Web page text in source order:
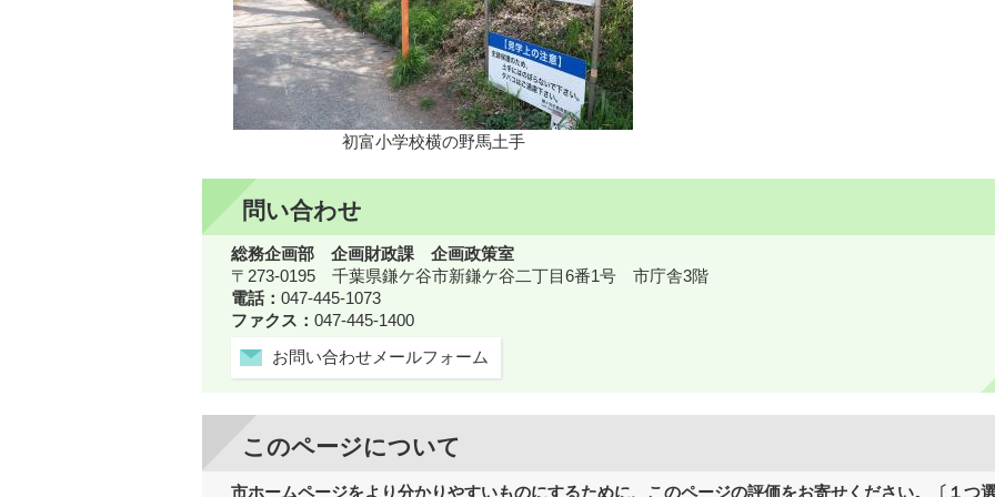
初富小学校横の野馬土手
問い合わせ
総務企画部 企画財政課 企画政策室
〒273-0195 千葉県鎌ケ谷市新鎌ケ谷二丁目6番1号 市庁舎3階
電話： 047-445-1073
ファクス： 047-445-1400
お問い合わせメールフォーム
このページについて
市ホームページをより分かりやすいものにするために、このページの評価をお寄せください。〔１つ